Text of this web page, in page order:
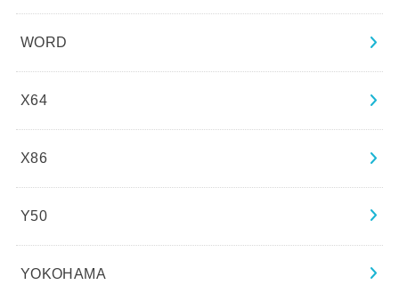
WORD
X64
X86
Y50
YOKOHAMA